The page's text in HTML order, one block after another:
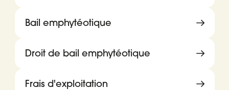
Bail emphytéotique
Droit de bail emphytéotique
Frais d'exploitation